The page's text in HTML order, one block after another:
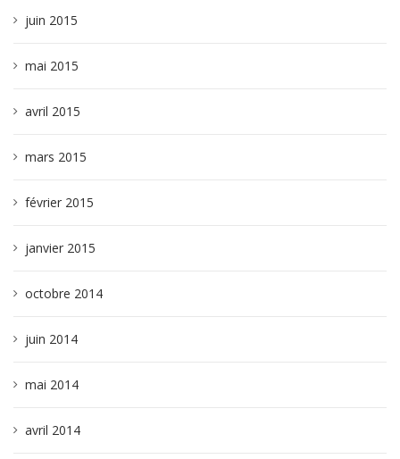
juin 2015
mai 2015
avril 2015
mars 2015
février 2015
janvier 2015
octobre 2014
juin 2014
mai 2014
avril 2014